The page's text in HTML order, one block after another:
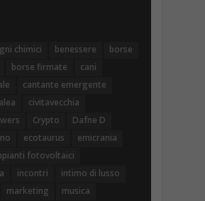
chimici benessere
borse
borse firmate
cani
cantante emergente
civitavecchia
Crypto
Dafne D
ecotaurus
emicrania
fotovoltaici
incontri
intimo di lusso
marketing
musica